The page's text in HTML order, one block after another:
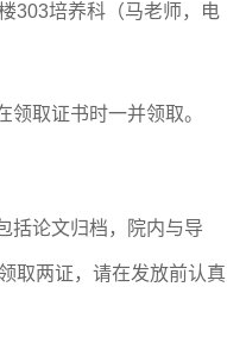
303培养科（马老师， 电
领取证书时一并领取。
括论文归档，院内与导
取两证，请在发放前认真